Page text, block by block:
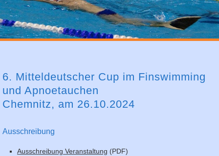
6. Mitteldeutscher Cup im Finswimming
und Apnoetauchen
Chemnitz, am 26.10.2024
Ausschreibung
Ausschreibung Veranstaltung (PDF)